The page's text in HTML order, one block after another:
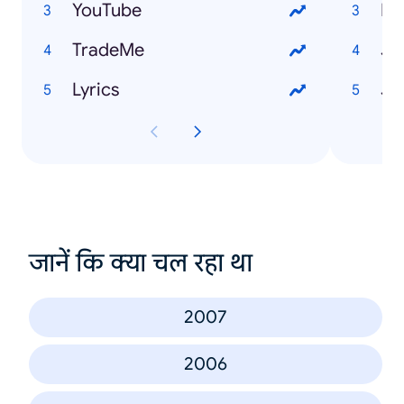
YouTube
TradeMe
Lyrics
जानें कि क्या चल रहा था
2007
2006